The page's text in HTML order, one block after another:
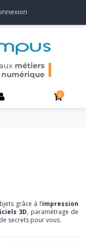
0
grâce à l’impression
3D, paramétrage de
secrets pour vous.